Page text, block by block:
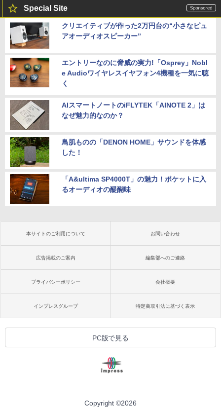
Special Site
クリエイティブが作った2万円台の“小さなピュ
アオーディオスピーカー”
エントリーなのに脅威の実力!「Osprey」Nobl
e Audioワイヤレスイヤフォン4機種を一気に聴
く
AIスマートノートのiFLYTEK「AINOTE 2」は
なぜ魅力的なのか？
鳥肌ものの「DENON HOME」サウンドを体感
した！
「A&ultima SP4000T」の魅力！ポケットに入
るオーディオの醍醐味
本サイトのご利用について お問い合わせ
広告掲載のご案内 編集部へのご連絡
プライバシーポリシー 会社概要
インプレスグループ 特定商取引法に基づく表示
PC版で見る
Copyright ©2026